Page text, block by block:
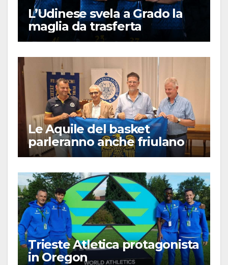
L’Udinese svela a Grado la
maglia da trasferta
Le Aquile del basket
parleranno anche friulano
Trieste Atletica protagonista
in Oregon